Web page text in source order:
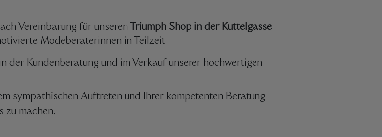
Vereinbarung für unseren Triumph Shop in der Kuttelgasse
Modeberaterinnen in Teilzeit
der Kundenberatung und im Verkauf unserer hochwertigen
sympathischen Auftreten und Ihrer kompetenten Beratung
zu machen.